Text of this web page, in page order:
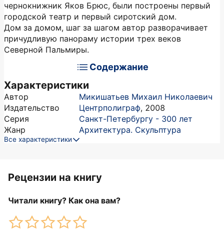
чернокнижник Яков Брюс, были построены первый
городской театр и первый сиротский дом.
Дом за домом, шаг за шагом автор разворачивает
причудливую панораму истории трех веков
Северной Пальмиры.
Содержание
Характеристики
Автор
Микишатьев Михаил Николаевич
Издательство
Центрполиграф, 2008
Серия
Санкт-Петербургу - 300 лет
Жанр
Архитектура. Скульптура
Все характеристики
Рецензии на книгу
Читали книгу? Как она вам?